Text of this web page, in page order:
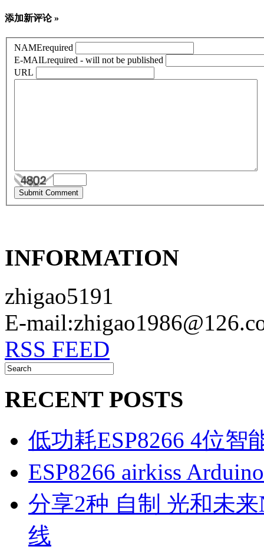
添加新评论 »
NAMErequired
E-MAILrequired - will not be published
URL
INFORMATION
zhigao5191
E-
RSS FEED
RECENT POSTS
低功耗ESP8266 4位智
ESP8266 airkiss
分享2种 自制 光和未来
线